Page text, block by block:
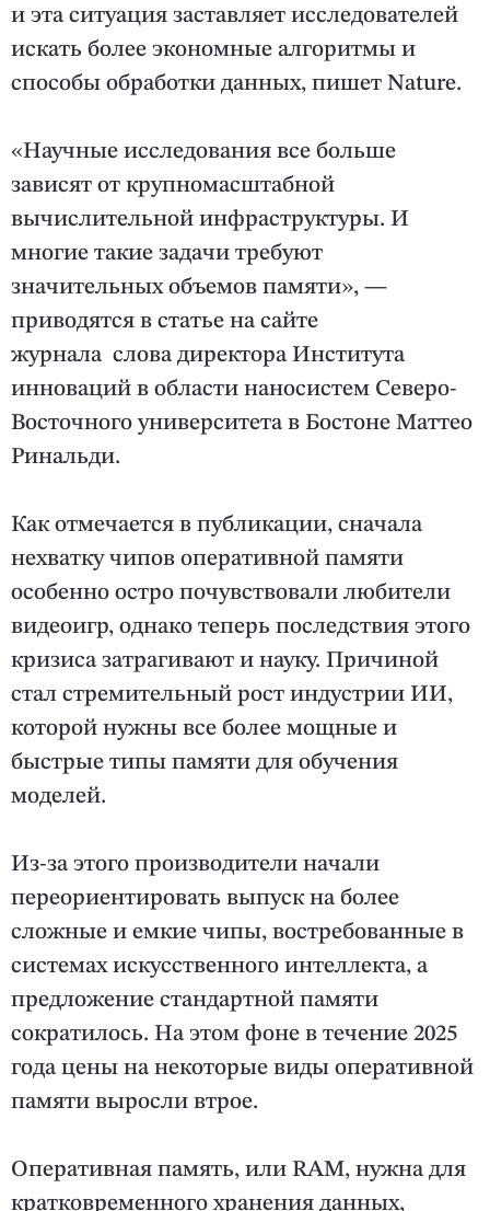
и эта ситуация заставляет исследователей
искать более экономные алгоритмы и
способы обработки данных, пишет Nature.
«Научные исследования все больше
зависят от крупномасштабной
вычислительной инфраструктуры. И
многие такие задачи требуют
значительных объемов памяти», —
приводятся в статье на сайте
журнала слова директора Института
инноваций в области наносистем Северо-
Восточного университета в Бостоне Маттео
Ринальди.
Как отмечается в публикации, сначала
нехватку чипов оперативной памяти
особенно остро почувствовали любители
видеоигр, однако теперь последствия этого
кризиса затрагивают и науку. Причиной
стал стремительный рост индустрии ИИ,
которой нужны все более мощные и
быстрые типы памяти для обучения
моделей.
Из-за этого производители начали
переориентировать выпуск на более
сложные и емкие чипы, востребованные в
системах искусственного интеллекта, а
предложение стандартной памяти
сократилось. На этом фоне в течение 2025
года цены на некоторые виды оперативной
памяти выросли втрое.
Оперативная память, или RAM, нужна для
кратковременного хранения данных,